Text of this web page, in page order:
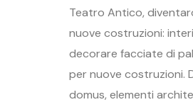
Teatro Antico,
nuove costruzioni:
decorare facciate di
per nuove costruzioni.
domus, elementi